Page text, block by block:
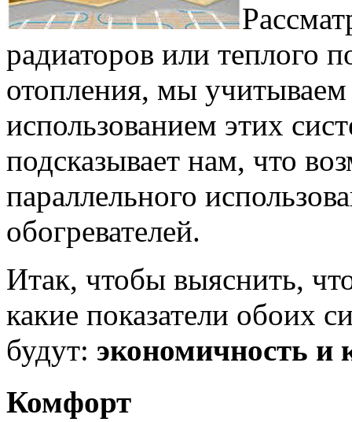
радиаторов или теплого
отопления, мы
использованием этих
подсказывает нам, что
параллельного
обогревателей.
Итак, чтобы выяснить,
какие показатели обоих
будут: экономичность и
Комфорт